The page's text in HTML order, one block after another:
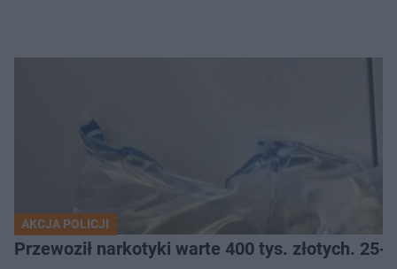
AKCJA POLICJI
Przewoził narkotyki warte 400 tys. złotych.